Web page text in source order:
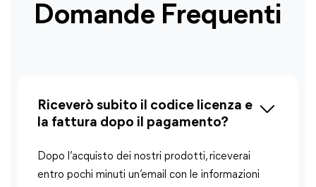
Domande Frequenti
Riceverò subito il codice licenza e
la fattura dopo il pagamento?
Dopo l’acquisto dei nostri prodotti, riceverai
entro pochi minuti un’email con le informazioni